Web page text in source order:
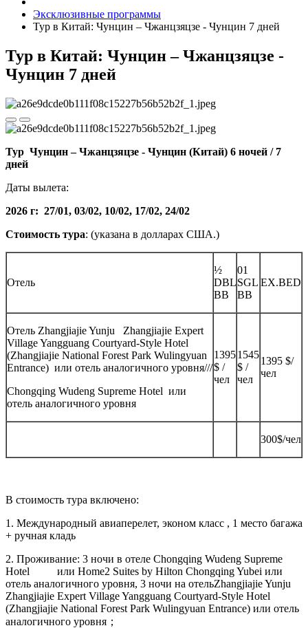
Эксклюзивные программы
Тур в Китай: Чунцин – Чжанцзяцзе - Чунцин 7 дней
Тур в Китай: Чунцин – Чжанцзяцзе -
Чунцин 7 дней
Тур Чунцин – Чжанцзяцзе - Чунцин (Китай) 6 ночей / 7
дней
Даты вылета:
2026 г: 27/01, 03/02, 10/02, 17/02, 24/02
Стоимость тура: (указана в долларах США.)
Отель
½
DBL
BB
01
SGL
BB
EX.BED
Отель Zhangjiajie Yunju Zhangjiajie Expert
Village Yangguang Courtyard-Style Hotel
(Zhangjiajie National Forest Park Wulingyuan
Entrance) или отель аналогичного уровня///
Chongqing Wudeng Supreme Hotel или
отель аналогичного уровня
1395
$ /
чел
1545
$ /
чел
1395 $/
чел
300$/чел
В стоимость тура включено:
1. Международный авиаперелет, эконом класс , 1 место багажа
+ ручная кладь
2. Проживание: 3 ночи в отеле Chongqing Wudeng Supreme
Hotel или Home2 Suites by Hilton Chongqing Yubei или
отель аналогичного уровня, 3 ночи на отельZhangjiajie Yunju
Zhangjiajie Expert Village Yangguang Courtyard-Style Hotel
(Zhangjiajie National Forest Park Wulingyuan Entrance) или отель
аналогичного уровня；